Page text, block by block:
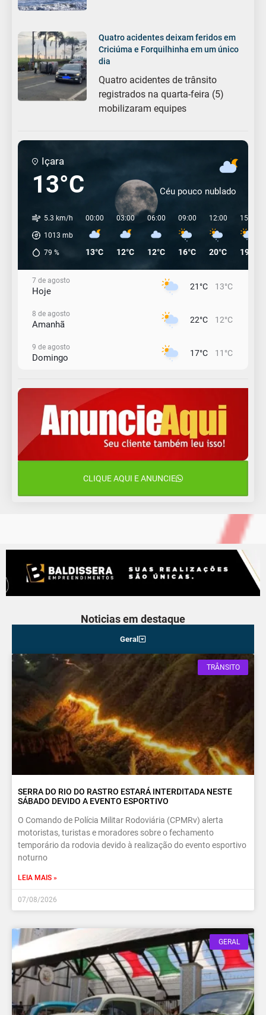
Quatro acidentes deixam feridos em
Criciúma e Forquilhinha em um único
dia
Quatro acidentes de trânsito
registrados na quarta-feira (5)
mobilizaram equipes
Içara
13°C Céu pouco nublado
5.3 km/h
1013 mb
79 %
00:00
13°C
03:00
12°C
06:00
12°C
09:00
16°C
12:00
20°C
15:00
19°C
7 de agosto
Hoje 21°C 13°C
8 de agosto
Amanhã 22°C 12°C
9 de agosto
Domingo 17°C 11°C
Segunda-Feira 14°C 10°C
11 de agosto
Terça-Feira
CLIQUE AQUI E ANUNCIE
Noticias em destaque
Geral
TRÂNSITO
SERRA DO RIO DO RASTRO ESTARÁ INTERDITADA NESTE
SÁBADO DEVIDO A EVENTO ESPORTIVO
O Comando de Polícia Militar Rodoviária (CPMRv) alerta
motoristas, turistas e moradores sobre o fechamento
temporário da rodovia devido à realização do evento esportivo
noturno
LEIA MAIS »
07/08/2026
GERAL